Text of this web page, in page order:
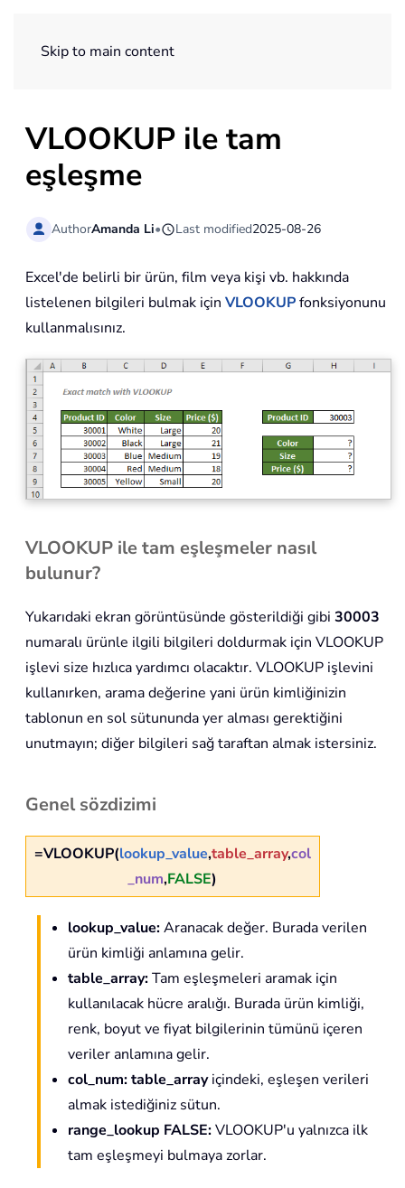
Skip to main content
VLOOKUP ile tam
eşleşme
AuthorAmanda Li• Last modified2025-08-26
Excel'de belirli bir ürün, film veya kişi vb. hakkında
listelenen bilgileri bulmak için VLOOKUPfonksiyonunu
kullanmalısınız.
VLOOKUP ile tam eşleşmeler nasıl
bulunur?
Yukarıdaki ekran görüntüsünde gösterildiği gibi 30003
numaralı ürünle ilgili bilgileri doldurmak için VLOOKUP
işlevi size hızlıca yardımcı olacaktır. VLOOKUP işlevini
kullanırken, arama değerine yani ürün kimliğinizin
tablonun en sol sütununda yer alması gerektiğini
unutmayın; diğer bilgileri sağ taraftan almak istersiniz.
Genel sözdizimi
=VLOOKUP(lookup_value,table_array,col
_num,FALSE)
lookup_value:Aranacak değer. Burada verilen
ürün kimliği anlamına gelir.
table_array:Tam eşleşmeleri aramak için
kullanılacak hücre aralığı. Burada ürün kimliği,
renk, boyut ve fiyat bilgilerinin tümünü içeren
veriler anlamına gelir.
col_num:table_arrayiçindeki, eşleşen verileri
almak istediğiniz sütun.
range_lookup FALSE:VLOOKUP'u yalnızca ilk
tam eşleşmeyi bulmaya zorlar.